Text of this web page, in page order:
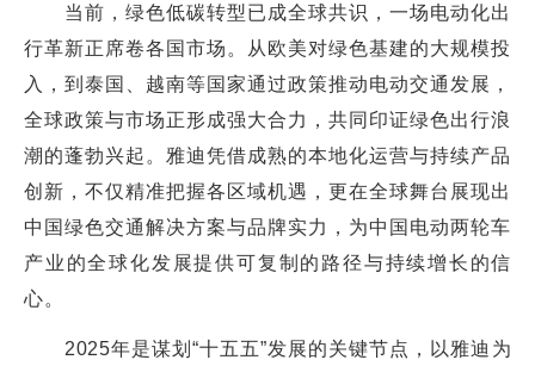
当前，绿色低碳转型已成全球共识，一场电动化出
行革新正席卷各国市场。从欧美对绿色基建的大规模投
入，到泰国、越南等国家通过政策推动电动交通发展，
全球政策与市场正形成强大合力，共同印证绿色出行浪
潮的蓬勃兴起。雅迪凭借成熟的本地化运营与持续产品
创新，不仅精准把握各区域机遇，更在全球舞台展现出
中国绿色交通解决方案与品牌实力，为中国电动两轮车
产业的全球化发展提供可复制的路径与持续增长的信
心。
2025年是谋划“十五五”发展的关键节点，以雅迪为